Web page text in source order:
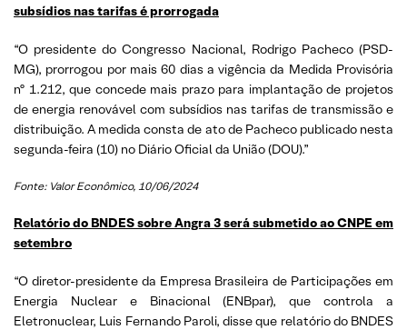
subsídios nas tarifas é prorrogada
“O presidente do Congresso Nacional, Rodrigo Pacheco (PSD-
MG), prorrogou por mais 60 dias a vigência da Medida Provisória
nº 1.212, que concede mais prazo para implantação de projetos
de energia renovável com subsídios nas tarifas de transmissão e
distribuição. A medida consta de ato de Pacheco publicado nesta
segunda-feira (10) no Diário Oficial da União (DOU).”
Fonte: Valor Econômico, 10/06/2024
Relatório do BNDES sobre Angra 3 será submetido ao CNPE em
setembro
“O diretor-presidente da Empresa Brasileira de Participações em
Energia Nuclear e Binacional (ENBpar), que controla a
Eletronuclear, Luis Fernando Paroli, disse que relatório do BNDES